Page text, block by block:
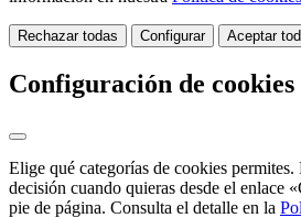
Rechazar todas Configurar Aceptar
Configuración de cookies
Elige qué categorías de cookies permites.
decisión cuando quieras desde el enlace
pie de página. Consulta el detalle en la